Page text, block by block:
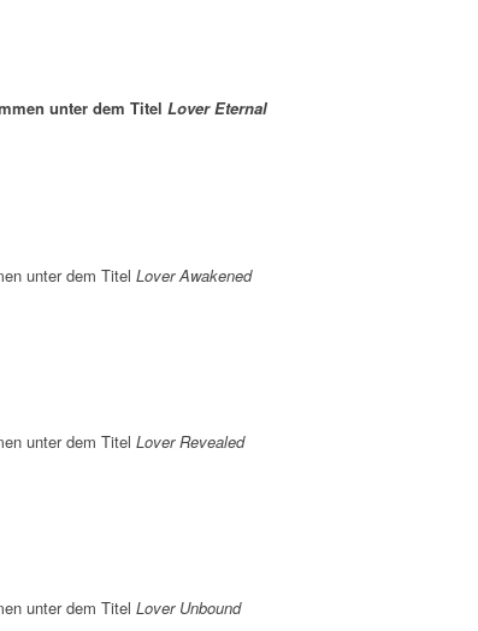
unter dem Titel Lover Eternal
unter dem Titel Lover Awakened
unter dem Titel Lover Revealed
unter dem Titel Lover Unbound